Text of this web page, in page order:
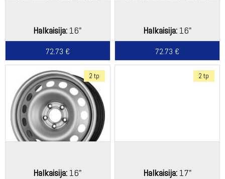
Halkaisija: 16"
72.73 €
Halkaisija:16"
72.73 €
2 tp
Halkaisija: 16"
2 tp
Halkaisija:17"